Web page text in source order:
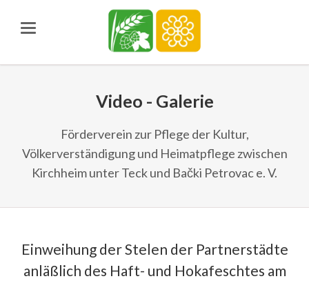
Video - Galerie
Förderverein zur Pflege der Kultur,
Völkerverständigung und Heimatpflege zwischen
Kirchheim unter Teck und Bački Petrovac e. V.
Einweihung der Stelen der Partnerstädte
anläßlich des Haft- und Hokafeschtes am